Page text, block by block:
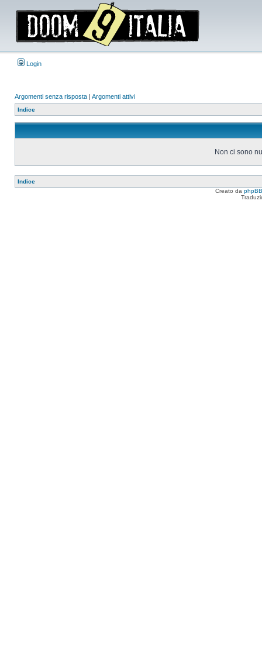
Login
Argomenti senza risposta | Argomenti attivi
Indice
Non ci sono
Indice
Creato da phpBB